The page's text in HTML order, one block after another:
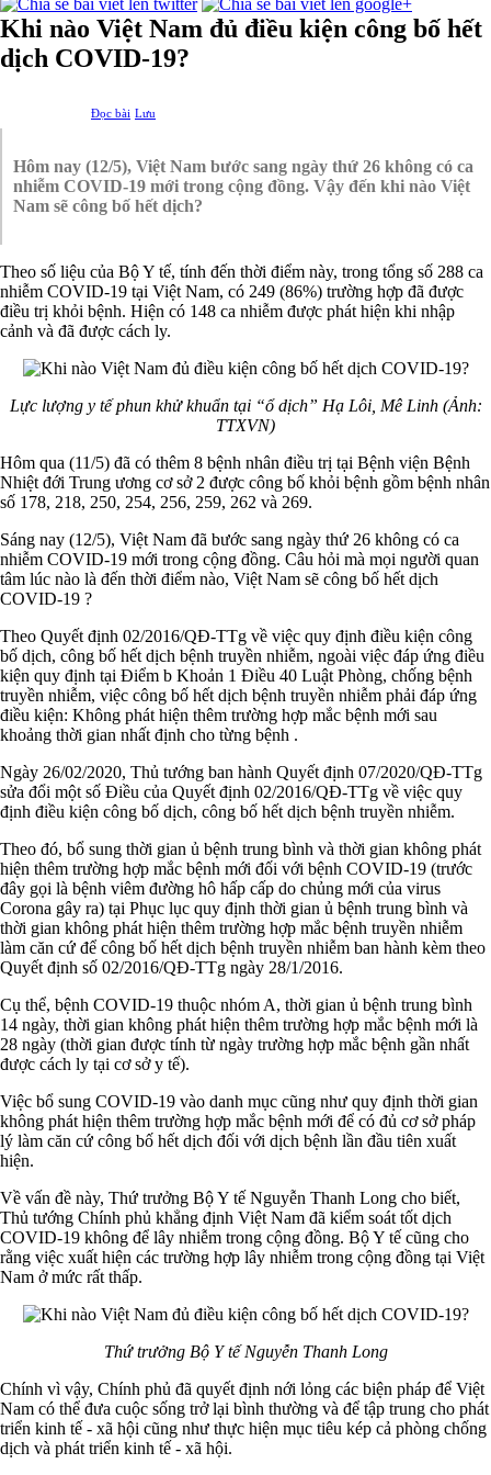
Khi nào Việt Nam đủ điều kiện công bố hết
dịch COVID-19?
Đọc bài Lưu
Hôm nay (12/5), Việt Nam bước sang ngày thứ 26 không có ca
nhiễm COVID-19 mới trong cộng đồng. Vậy đến khi nào Việt
Nam sẽ công bố hết dịch?
Theo số liệu của Bộ Y tế, tính đến thời điểm này, trong tổng số 288 ca
nhiễm COVID-19 tại Việt Nam, có 249 (86%) trường hợp đã được
điều trị khỏi bệnh. Hiện có 148 ca nhiễm được phát hiện khi nhập
cảnh và đã được cách ly.
Lực lượng y tế phun khử khuẩn tại “ổ dịch” Hạ Lôi, Mê Linh (Ảnh:
TTXVN)
Hôm qua (11/5) đã có thêm 8 bệnh nhân điều trị tại Bệnh viện Bệnh
Nhiệt đới Trung ương cơ sở 2 được công bố khỏi bệnh gồm bệnh nhân
số 178, 218, 250, 254, 256, 259, 262 và 269.
Sáng nay (12/5), Việt Nam đã bước sang ngày thứ 26 không có ca
nhiễm COVID-19 mới trong cộng đồng. Câu hỏi mà mọi người quan
tâm lúc nào là đến thời điểm nào, Việt Nam sẽ công bố hết dịch
COVID-19 ?
Theo Quyết định 02/2016/QĐ-TTg về việc quy định điều kiện công
bố dịch, công bố hết dịch bệnh truyền nhiễm, ngoài việc đáp ứng điều
kiện quy định tại Điểm b Khoản 1 Điều 40 Luật Phòng, chống bệnh
truyền nhiễm, việc công bố hết dịch bệnh truyền nhiễm phải đáp ứng
điều kiện: Không phát hiện thêm trường hợp mắc bệnh mới sau
khoảng thời gian nhất định cho từng bệnh .
Ngày 26/02/2020, Thủ tướng ban hành Quyết định 07/2020/QĐ-TTg
sửa đổi một số Điều của Quyết định 02/2016/QĐ-TTg về việc quy
định điều kiện công bố dịch, công bố hết dịch bệnh truyền nhiễm.
Theo đó, bổ sung thời gian ủ bệnh trung bình và thời gian không phát
hiện thêm trường hợp mắc bệnh mới đối với bệnh COVID-19 (trước
đây gọi là bệnh viêm đường hô hấp cấp do chủng mới của virus
Corona gây ra) tại Phục lục quy định thời gian ủ bệnh trung bình và
thời gian không phát hiện thêm trường hợp mắc bệnh truyền nhiễm
làm căn cứ để công bố hết dịch bệnh truyền nhiễm ban hành kèm theo
Quyết định số 02/2016/QĐ-TTg ngày 28/1/2016.
Cụ thể, bệnh COVID-19 thuộc nhóm A, thời gian ủ bệnh trung bình
14 ngày, thời gian không phát hiện thêm trường hợp mắc bệnh mới là
28 ngày (thời gian được tính từ ngày trường hợp mắc bệnh gần nhất
được cách ly tại cơ sở y tế).
Việc bổ sung COVID-19 vào danh mục cũng như quy định thời gian
không phát hiện thêm trường hợp mắc bệnh mới để có đủ cơ sở pháp
lý làm căn cứ công bố hết dịch đối với dịch bệnh lần đầu tiên xuất
hiện.
Về vấn đề này, Thứ trưởng Bộ Y tế Nguyễn Thanh Long cho biết,
Thủ tướng Chính phủ khẳng định Việt Nam đã kiểm soát tốt dịch
COVID-19 không để lây nhiễm trong cộng đồng. Bộ Y tế cũng cho
rằng việc xuất hiện các trường hợp lây nhiễm trong cộng đồng tại Việt
Nam ở mức rất thấp.
Thứ trưởng Bộ Y tế Nguyễn Thanh Long
Chính vì vậy, Chính phủ đã quyết định nới lỏng các biện pháp để Việt
Nam có thể đưa cuộc sống trở lại bình thường và để tập trung cho phát
triển kinh tế - xã hội cũng như thực hiện mục tiêu kép cả phòng chống
dịch và phát triển kinh tế - xã hội.